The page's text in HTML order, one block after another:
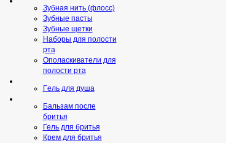
Зубная нить (флосс)
Зубные пасты
Зубные щетки
Наборы для полости
рта
Ополаскиватели для
полости рта
Гeль для душа
Бальзам после
бритья
Гель для бритья
Крем для бритья